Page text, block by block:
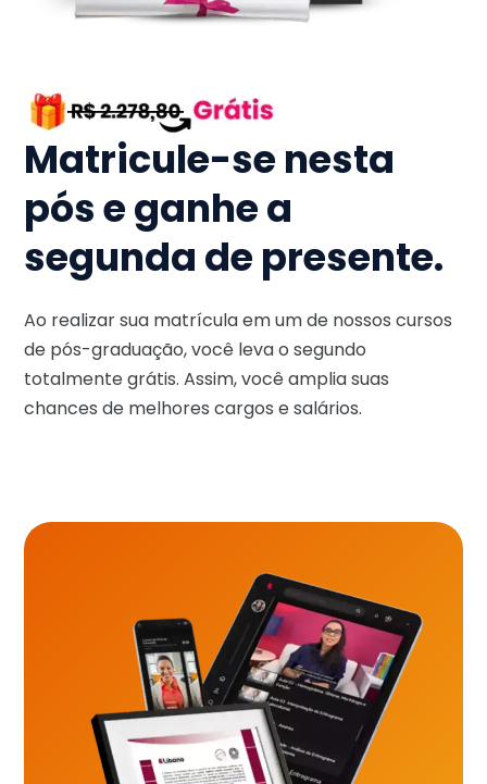
Matricule-se nesta
pós e ganhe a
segunda de presente.
Ao realizar sua matrícula em um de nossos cursos
de pós-graduação, você leva o segundo
totalmente grátis. Assim, você amplia suas
chances de melhores cargos e salários.